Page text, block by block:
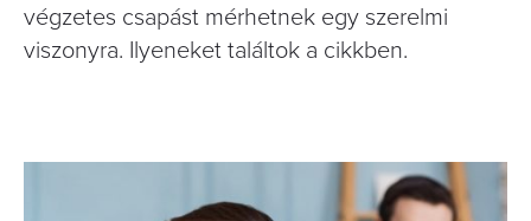
végzetes csapást mérhetnek egy szerelmi
viszonyra. Ilyeneket találtok a cikkben.